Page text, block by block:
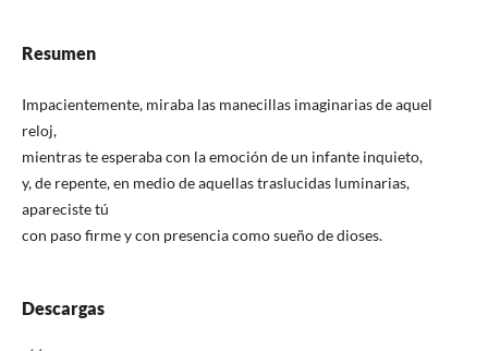
Resumen
Impacientemente, miraba las manecillas imaginarias de aquel
reloj,
mientras te esperaba con la emoción de un infante inquieto,
y, de repente, en medio de aquellas traslucidas luminarias,
apareciste tú
con paso firme y con presencia como sueño de dioses.
Descargas